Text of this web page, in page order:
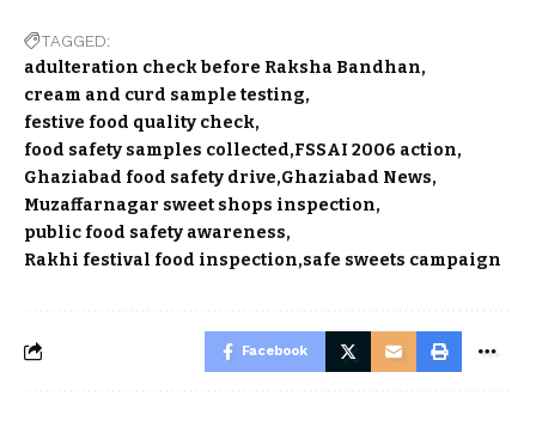
TAGGED:
adulteration check before Raksha Bandhan
cream and curd sample testing
festive food quality check
food safety samples collected FSSAI 2006 action
Ghaziabad food safety drive Ghaziabad News
Muzaffarnagar sweet shops inspection
public food safety awareness
Rakhi festival food inspection safe sweets campaign
Facebook